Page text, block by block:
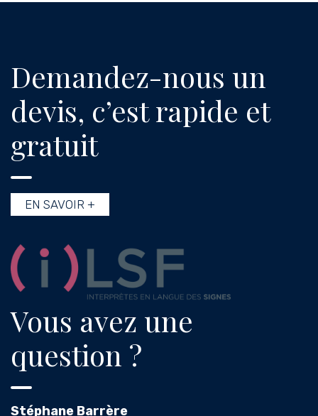
Demandez-nous un
devis, c’est rapide et
gratuit
EN SAVOIR +
Vous avez une
question ?
Stéphane Barrère